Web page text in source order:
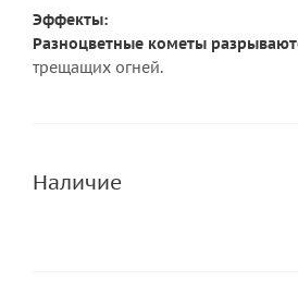
Эффекты:
Разноцветные кометы
трещащих огней.
Наличие